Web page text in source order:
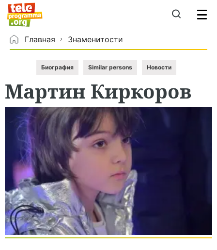
Главная Знаменитости
Биография Similar persons Новости
Мартин Киркоров